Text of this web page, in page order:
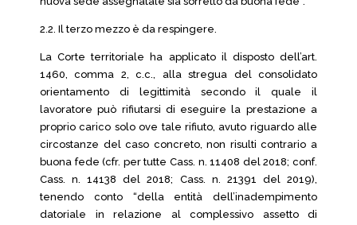
2.2. Il terzo mezzo è da respingere.
La Corte territoriale ha applicato il disposto dell’art.
1460, comma 2, c.c., alla stregua del consolidato
orientamento di legittimità secondo il quale il
lavoratore può rifiutarsi di eseguire la prestazione a
proprio carico solo ove tale rifiuto, avuto riguardo alle
circostanze del caso concreto, non risulti contrario a
buona fede (cfr. per tutte Cass. n. 11408 del 2018; conf.
Cass. n. 14138 del 2018; Cass. n. 21391 del 2019),
tenendo conto “della entità dell’inadempimento
datoriale in relazione al complessivo assetto di